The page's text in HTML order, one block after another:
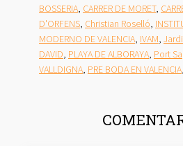
BOSSERIA, CARRER DE MORET,
D'ORFENS, Christian Roselló,
MODERNO DE VALENCIA, IVAM,
DAVID, PLAYA DE ALBORAYA, Port
VALLDIGNA, PRE BODA EN VALENCIA,